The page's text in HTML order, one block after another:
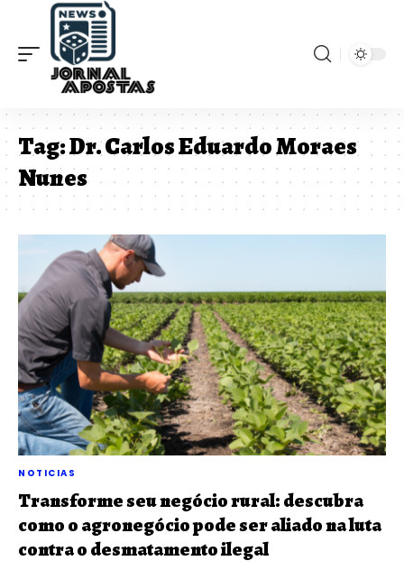
Tag:Dr. Carlos Eduardo Moraes
Nunes
NOTICIAS
Transforme seu negócio rural: descubra
como o agronegócio pode ser aliado na luta
contra o desmatamento ilegal